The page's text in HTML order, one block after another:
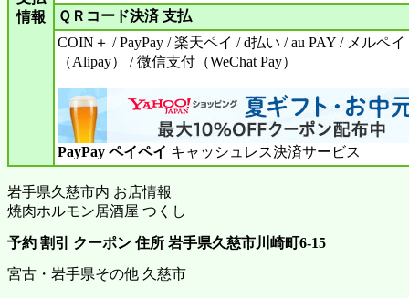
情報
ＱＲコード決済 支払
COIN＋ / PayPay / 楽天ペイ / d払い / au PAY / メルペイ
（Alipay） / 微信支付（WeChat Pay）
PayPay ペイペイ キャッシュレス決済サービス
岩手県久慈市内 お店情報
焼肉ホルモン居酒屋 つくし
予約 割引 クーポン 住所 岩手県久慈市川崎町6-15
宮古・岩手県その他 久慈市